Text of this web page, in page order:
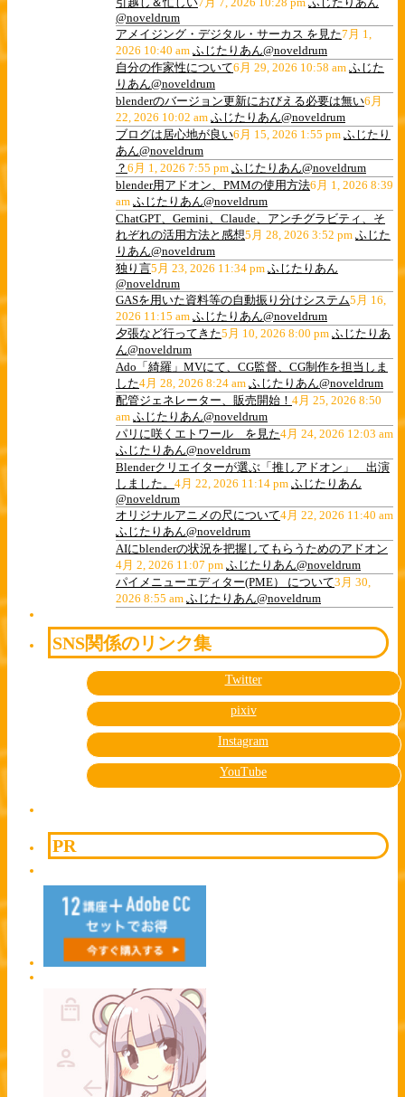
@noveldrum
アメイジング・デジタル・サーカス を見た7月 1,
2026 10:40 am ふじたりあん@noveldrum
自分の作家性について6月 29, 2026 10:58 am ふじた
りあん@noveldrum
blenderのバージョン更新におびえる必要は無い6月
22, 2026 10:02 am ふじたりあん@noveldrum
ブログは居心地が良い6月 15, 2026 1:55 pm ふじたり
あん@noveldrum
？ 6月 1, 2026 7:55 pm ふじたりあん@noveldrum
blender用アドオン、PMMの使用方法6月 1, 2026 8:39
am ふじたりあん@noveldrum
ChatGPT、Gemini、Claude、アンチグラビティ、そ
れぞれの活用方法と感想5月 28, 2026 3:52 pm ふじた
りあん@noveldrum
独り言5月 23, 2026 11:34 pm ふじたりあん
@noveldrum
GASを用いた資料等の自動振り分けシステム5月 16,
2026 11:15 am ふじたりあん@noveldrum
夕張など行ってきた5月 10, 2026 8:00 pm ふじたりあ
ん@noveldrum
Ado「綺羅」MVにて、CG監督、CG制作を担当しま
した4月 28, 2026 8:24 am ふじたりあん@noveldrum
配管ジェネレーター、販売開始！ 4月 25, 2026 8:50
am ふじたりあん@noveldrum
パリに咲くエトワール を見た4月 24, 2026 12:03 am
ふじたりあん@noveldrum
Blenderクリエイターが選ぶ「推しアドオン」 出演
しました。 4月 22, 2026 11:14 pm ふじたりあん
@noveldrum
オリジナルアニメの尺について4月 22, 2026 11:40 am
ふじたりあん@noveldrum
AIにblenderの状況を把握してもらうためのアドオン
4月 2, 2026 11:07 pm ふじたりあん@noveldrum
パイメニューエディター(PME） について3月 30,
2026 8:55 am ふじたりあん@noveldrum
SNS関係のリンク集
Twitter
pixiv
Instagram
YouTube
PR